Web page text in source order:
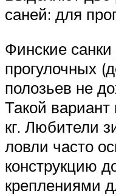
саней: для
Финские
прогулочных
полозьев не
Такой
кг. Любители
ловли часто
конструкцию
креплениями